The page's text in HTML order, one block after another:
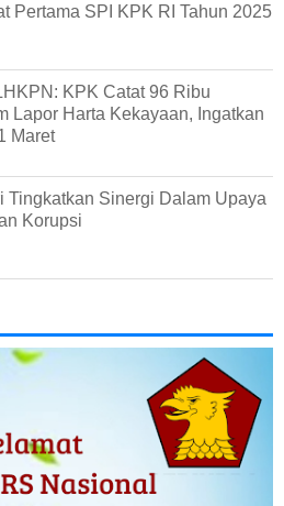
Pertama SPI KPK RI Tahun 2025
KPK Catat 96 Ribu
Lapor Harta Kekayaan, Ingatkan
Maret
Tingkatkan Sinergi Dalam Upaya
Korupsi